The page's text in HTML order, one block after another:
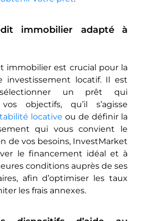
immobilier adapté à
immobilier est crucial pour la
investissement locatif. Il est
un prêt qui
objectifs, qu’il s’agisse
locative ou de définir la
qui vous convient le
de vos besoins, InvestMarket
le financement idéal et à
conditions auprès de ses
afin d’optimiser les taux
les frais annexes.